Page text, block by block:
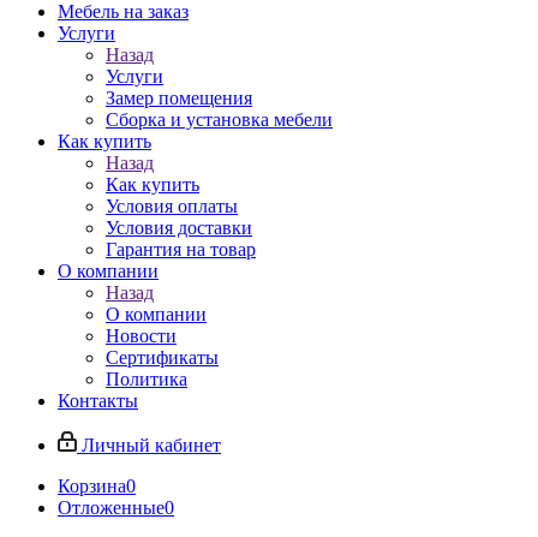
Мебель на заказ
Услуги
Назад
Услуги
Замер помещения
Сборка и установка мебели
Как купить
Назад
Как купить
Условия оплаты
Условия доставки
Гарантия на товар
О компании
Назад
О компании
Новости
Сертификаты
Политика
Контакты
Личный кабинет
Корзина0
Отложенные0